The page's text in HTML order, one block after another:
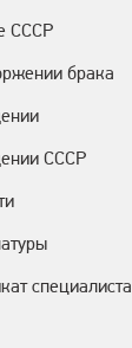
СССР
брака
СССР
специалиста